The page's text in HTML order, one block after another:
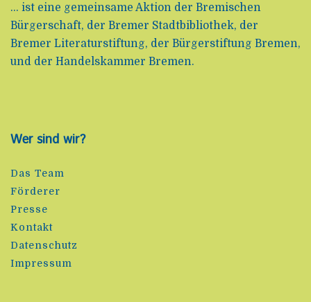
... ist eine gemeinsame Aktion der Bremischen
Bürgerschaft, der Bremer Stadtbibliothek, der
Bremer Literaturstiftung, der Bürgerstiftung Bremen,
und der Handelskammer Bremen.
Wer sind wir?
Das Team
Förderer
Presse
Kontakt
Datenschutz
Impressum